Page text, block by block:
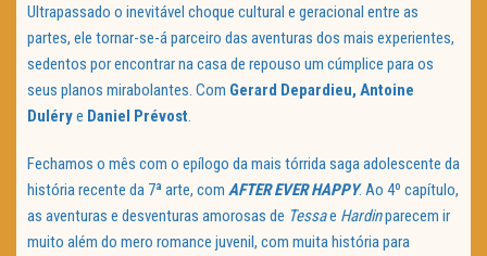
Ultrapassado o inevitável choque cultural e geracional entre as
partes, ele tornar-se-á parceiro das aventuras dos mais experientes,
sedentos por encontrar na casa de repouso um cúmplice para os
seus planos mirabolantes. Com Gerard Depardieu, Antoine
Dulérye Daniel Prévost
Fechamos o mês com o epílogo da mais tórrida saga adolescente da
história recente da 7ª arte, com AFTER EVER HAPPY. Ao 4º capítulo,
as aventuras e desventuras amorosas de Tessae Hardinparecem ir
muito além do mero romance juvenil, com muita história para